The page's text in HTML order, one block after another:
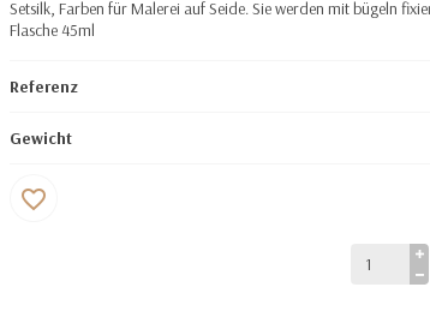
Setsilk, Farben für Malerei auf Seide. Sie werden mit bügeln
Flasche 45ml
Referenz
Gewicht
favorite_border